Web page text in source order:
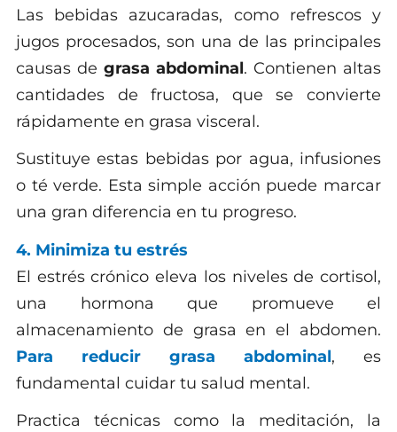
Las bebidas azucaradas, como refrescos y
jugos procesados, son una de las principales
causas de grasa abdominal. Contienen altas
cantidades de fructosa, que se convierte
rápidamente en grasa visceral.
Sustituye estas bebidas por agua, infusiones
o té verde. Esta simple acción puede marcar
una gran diferencia en tu progreso.
4. Minimiza tu estrés
El estrés crónico eleva los niveles de cortisol,
una hormona que promueve el
almacenamiento de grasa en el abdomen.
Para reducir grasa abdominal, es
fundamental cuidar tu salud mental.
Practica técnicas como la meditación, la